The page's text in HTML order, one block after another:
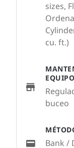
sizes,
cu. ft.)
buceo
Bank /